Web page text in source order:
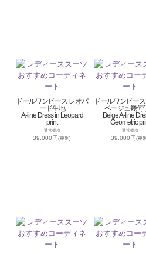
ドールワンピース レオパ
ード生地
A-line Dress in Leopard
print
通常価格
39,000円(税別)
ドールワンピー
ベージュ幾何
Beige A-line
Geometric
通常価格
39,000円(税